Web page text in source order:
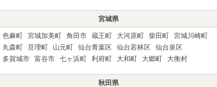
宮城県
色麻町 宮城加美町 角田市 蔵王町 大河原町 柴田町
宮城川崎町
丸森町
亘理町 山元町 仙台青葉区 仙台若林区
仙台泉区
多賀城市
富谷市 七ヶ浜町 利府町 大和町 大郷町 大衡村
秋田県